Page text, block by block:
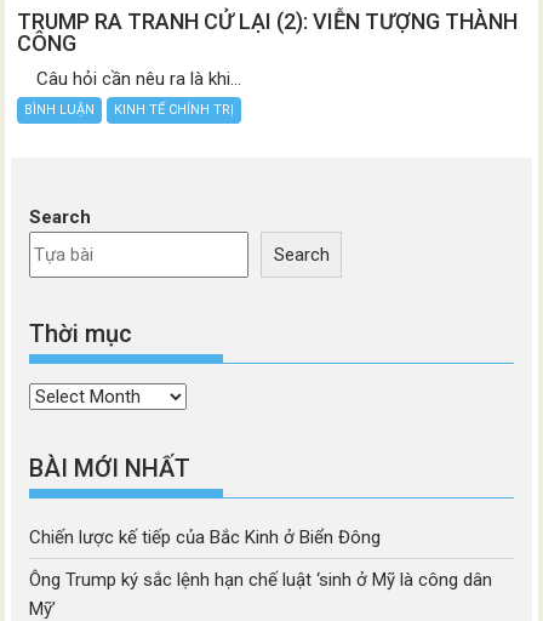
TRUMP RA TRANH CỬ LẠI (2): VIỄN TƯỢNG THÀNH
CÔNG
Câu hỏi cần nêu ra là khi...
BÌNH LUẬN KINH TẾ CHÍNH TRỊ
Search
Search
Thời mục
Thời
BÀI MỚI NHẤT
Chiến lược kế tiếp của Bắc Kinh ở Biển Đông
Ông Trump ký sắc lệnh hạn chế luật ‘sinh ở Mỹ là công dân
Mỹ’